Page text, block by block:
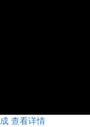
查看详情